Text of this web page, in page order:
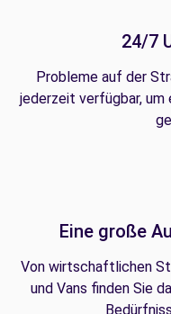
24/7
Probleme auf der
jederzeit verfügbar, um
Eine große
Von wirtschaftlichen
und Vans finden Sie